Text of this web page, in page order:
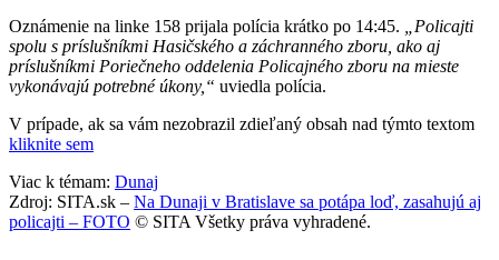
Oznámenie na linke 158 prijala polícia krátko po 14:45.
„Policajti
spolu s príslušníkmi Hasičského a záchranného zboru, ako aj
príslušníkmi Poriečneho oddelenia Policajného zboru na mieste
vykonávajú potrebné úkony,“ uviedla polícia.
V prípade, ak sa vám nezobrazil zdieľaný obsah nad týmto textom
kliknite sem
Viac k témam: Dunaj
Zdroj: SITA.sk – Na Dunaji v Bratislave sa potápa loď, zasahujú aj
policajti – FOTO © SITA Všetky práva vyhradené.